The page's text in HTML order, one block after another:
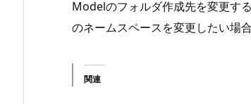
Modelのフォルダ作成先を変更す
のネームスペースを変更したい場
関連